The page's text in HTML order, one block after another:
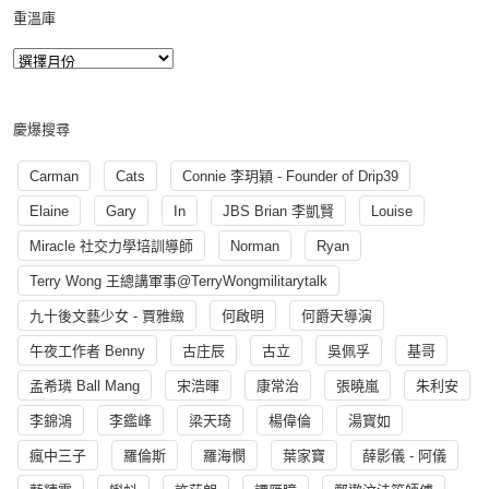
重溫庫
慶爆搜尋
Carman Cats Connie 李玥穎 - Founder of Drip39
Elaine Gary In JBS Brian 李凱賢 Louise
Miracle 社交力學培訓導師 Norman Ryan
Terry Wong 王總講軍事@TerryWongmilitarytalk
九十後文藝少女 - 賈雅緻 何啟明 何爵天導演
午夜工作者 Benny 古庄辰 古立 吳佩孚 基哥
孟希璘 Ball Mang 宋浩暉 康常治 張曉嵐 朱利安
李錦鴻 李鑑峰 梁天琦 楊偉倫 湯寳如
瘋中三子 羅倫斯 羅海憫 葉家寶 薛影儀 - 阿儀